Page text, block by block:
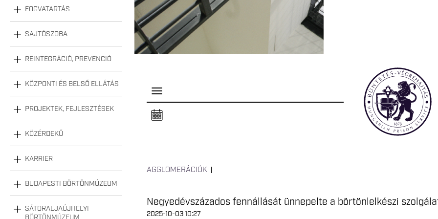
FOGVATARTÁS
SAJTÓSZOBA
REINTEGRÁCIÓ, PREVENCIÓ
KÖZPONTI ÉS BELSŐ ELLÁTÁS
PROJEKTEK, FEJLESZTÉSEK
KÖZÉRDEKŰ
KARRIER
BUDAPESTI BÖRTÖNMÚZEUM
SÁTORALJAÚJHELYI
P
e
l
a
AGGLOMERÁCIÓK
Negyedévszázados fennállását ünnepelte a börtönlelkészi
2025-10-03 10:27